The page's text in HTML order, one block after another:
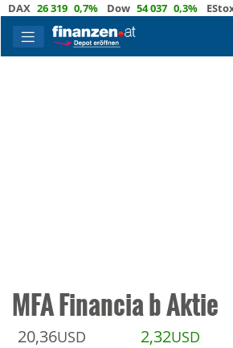
26 319 0,7% Dow 54 037 0,3% EStoxx50
MFA Financia b Aktie
20,36USD 2,32USD